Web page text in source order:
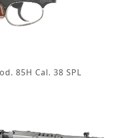
85H Cal. 38 SPL